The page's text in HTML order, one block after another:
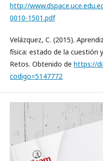
http://
0010-1501.pdf
Velázquez, C. (2015).
física: estado de la cuestión
Retos. Obtenido de https://
codigo=5147772